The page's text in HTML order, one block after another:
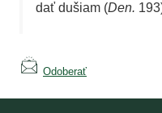
dať dušiam (Den.
Odoberať